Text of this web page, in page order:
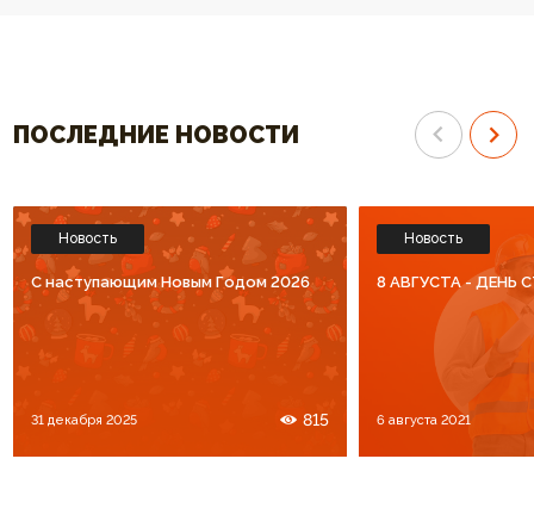
ПОСЛЕДНИЕ НОВОСТИ
Новость
C наступающим Новым Годом 2026
31 декабря 2025 815
Новость
8 АВГУСТА - ДЕНЬ
6 августа 2021